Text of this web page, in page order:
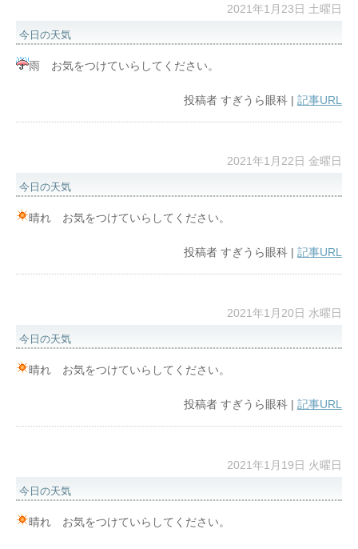
2021年1月23日 土曜日
今日の天気
雨 お気をつけていらしてください。
投稿者 すぎうら眼科 | 記事URL
2021年1月22日 金曜日
今日の天気
晴れ お気をつけていらしてください。
投稿者 すぎうら眼科 | 記事URL
2021年1月20日 水曜日
今日の天気
晴れ お気をつけていらしてください。
投稿者 すぎうら眼科 | 記事URL
2021年1月19日 火曜日
今日の天気
晴れ お気をつけていらしてください。